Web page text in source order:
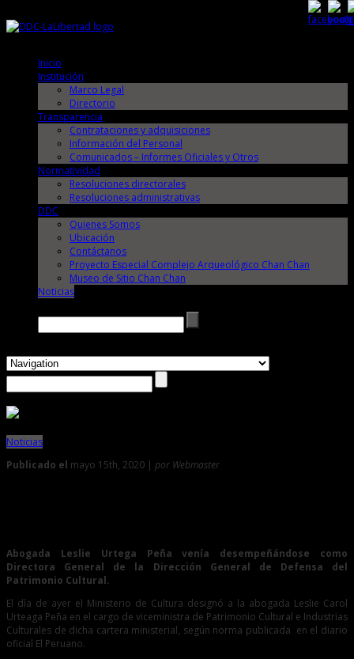
Inicio
Institución
Marco Legal
Directorio
Transparencia
Contrataciones y adquisiciones
Información del Personal
Comunicados – Informes Oficiales y Otros
Normatividad
Resoluciones directorales
Resoluciones administrativas
DDC
Quienes Somos
Ubicación
Contáctanos
Proyecto Especial Complejo Arqueológico Chan Chan
Museo de Sitio Chan Chan
Noticias
Noticias
Publicado el mayo 15th, 2020 | por Webmaster
Abogada Leslie Urtega Peña venía desempeñándose como
Directora General de la Dirección General de Defensa del
Patrimonio Cultural.
El día de ayer el Ministerio de Cultura designó a la abogada Leslie Carol
Urteaga Peña en el cargo de viceministra de Patrimonio Cultural e Industrias
Culturales de dicha cartera ministerial, según norma publicada en el diario
oficial El Peruano.